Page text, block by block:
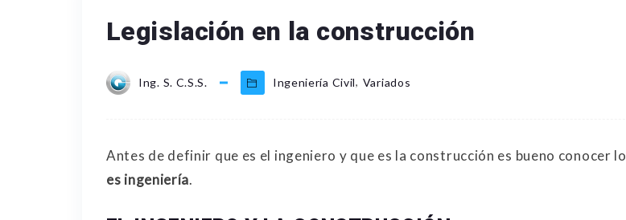
Legislación en la construcción
Ing. S. C.S.S. Ingeniería Civil, Variados
Antes de definir que es el ingeniero y que es la construcción es bueno conocer lo
es ingeniería.